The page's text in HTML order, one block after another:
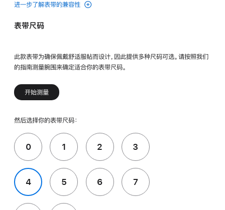
进一步了解表带的兼容性
表带尺码
此款表带为确保佩戴舒适服帖而设计，因此提供多种尺码可选。请按照我们
的指南测量腕围来确定适合你的表带尺码。
开始测量
然后选择你的表带尺码：
0 1 2 3
4 5 6 7